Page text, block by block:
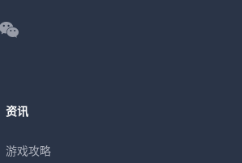
资讯
游戏攻略